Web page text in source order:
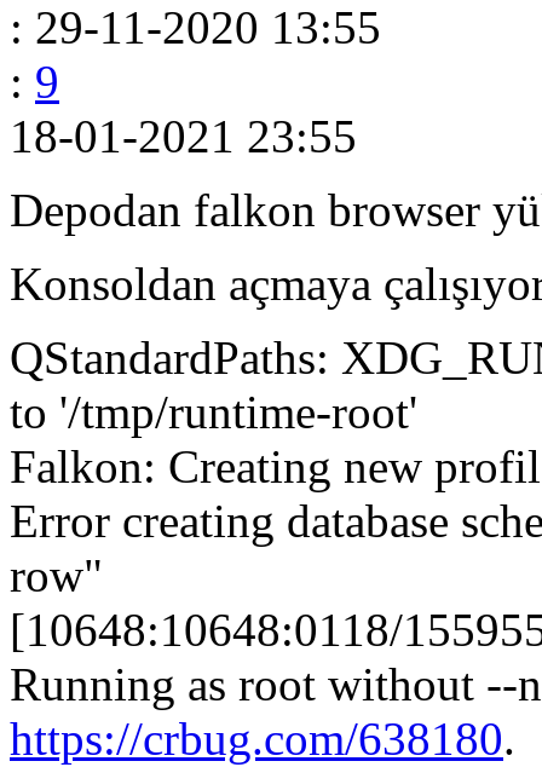
: 29-11-2020 13:55
: 9
18-01-2021 23:55
Depodan falkon browser
Konsoldan açmaya
QStandardPaths:
to '/tmp/runtime-root'
Falkon: Creating new
Error creating database
row"
[10648:10648:0118/
Running as root without --
https://crbug.com/638180.